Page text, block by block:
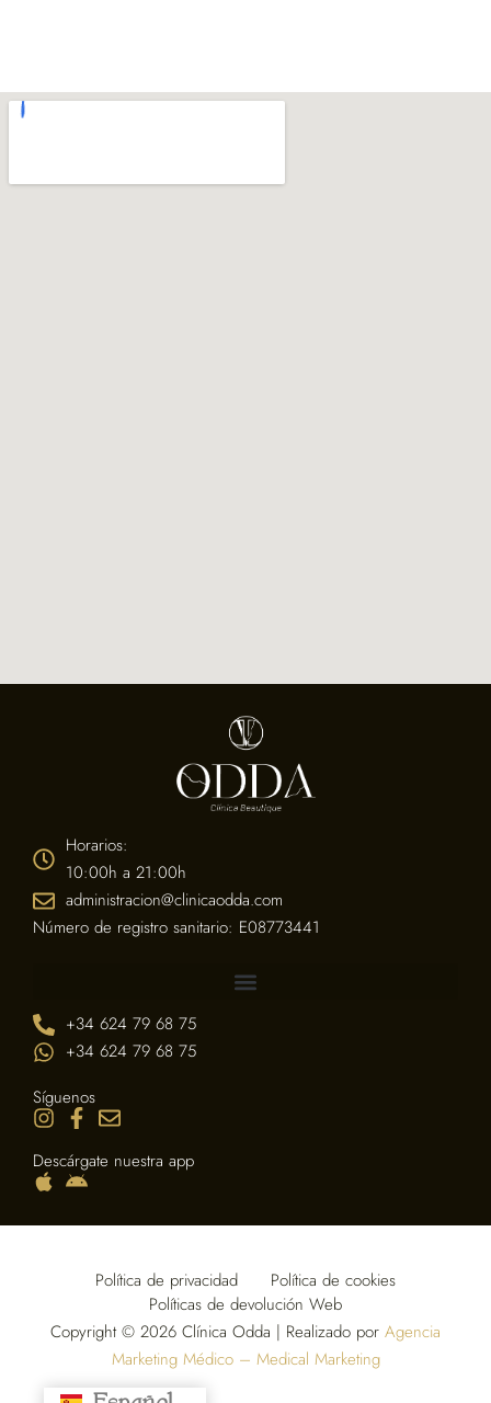
Horarios:
10:00h a 21:00h
administracion@clinicaodda.com
Número de registro sanitario: E08773441
+34 624 79 68 75
+34 624 79 68 75
Síguenos
Descárgate nuestra app
Política de privacidad
Política de cookies
Políticas de devolución Web
Copyright © 2026 Clínica Odda | Realizado por Agencia
Marketing Médico – Medical Marketing